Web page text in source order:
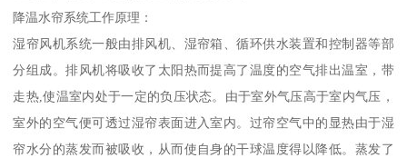
降温水帘系统工作原理：
湿帘风机系统一般由排风机、湿帘箱、循环供水装置和控制器等部
分组成。排风机将吸收了太阳热而提高了温度的空气排出温室，带
走热,使温室内处于一定的负压状态。由于室外气压高于室内气压，
室外的空气便可透过湿帘表面进入室内。过帘空气中的显热由于湿
帘水分的蒸发而被吸收，从而使自身的干球温度得以降低。蒸发了